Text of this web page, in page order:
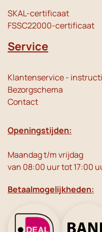
SKAL-certificaat
FSSC22000-certificaat
Service
Klantenservice -
Bezorgschema
Contact
Openingstijden:
Maandag t/m vrijdag
van 08:00 uur tot 17:00
Betaalmogelijkheden: